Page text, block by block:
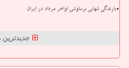
بارندگی شهابی برساوشی اواخر مرداد در ایران
جدیدترین